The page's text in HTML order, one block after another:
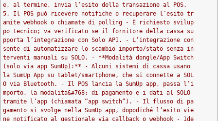
e, al termine, invia l’esito della transazione al POS.
5. Il POS può ricevere notifiche o recuperare l’esito tr
amite webhook o chiamate di polling - È richiesto svilup
po tecnico; va verificato se il fornitore della cassa su
pporta l’integrazione con Solo API. - L’integrazione con
sente di automatizzare lo scambio importo/stato senza in
terventi manuali su SOLO. - **Modalità dongle/App Switch
(solo via app SumUp):** - Alcuni sistemi di cassa usano
la SumUp App su tablet/smartphone, che si connette a SOL
O via Bluetooth. - Il POS lancia la SumUp app, passa l’i
mporto, la modalita&#768; di pagamento e i dati al SOLO
tramite l’app (chiamata “app switch”). - Il flusso di pa
gamento si svolge nella SumUp app, dopodiché l’esito vie
ne notificato al gestionale via callback o webhook - Ide